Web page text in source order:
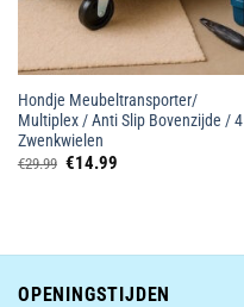
Hondje Meubeltransporter/
Multiplex / Anti Slip Bovenzijde / 4
Zwenkwielen
€29.99 Oorspronkelijke
€14.99Huidige
OPENINGSTIJDEN